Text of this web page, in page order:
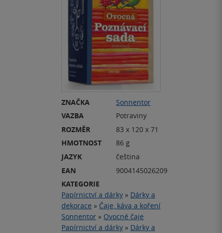
ZNAČKA
Sonnentor
VAZBA
Potraviny
ROZMĚR
83 x 120 x 71
HMOTNOST
86 g
JAZYK
čeština
EAN
9004145026209
KATEGORIE
Papírnictví a dárky » Dárky a
dekorace » Čaje, káva a koření
Sonnentor » Ovocné čaje
Papírnictví a dárky » Dárky a